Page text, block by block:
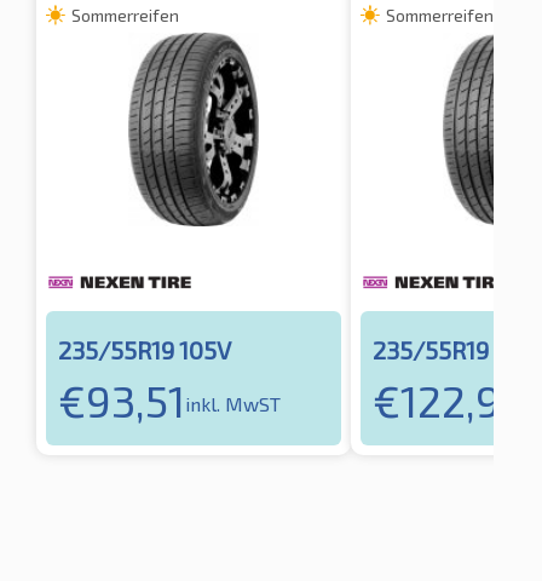
Sommerreifen
235/55R19 105V
€93,51 inkl. MwST
Sommerreifen
235/55R19 101Y
€122,90